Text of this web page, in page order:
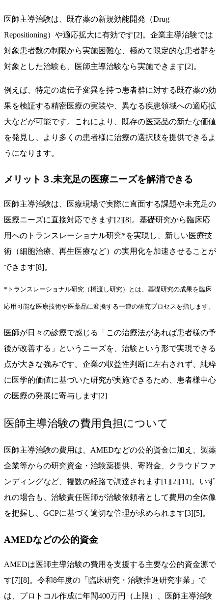
医師主導治験は、既存薬の新規効能開発（Drug
Repositioning）や適応拡大に有効です[2]。企業主導治験では
対象患者数の制限から実施困難な、極めて限定的な患者群を
対象とした治験も、医師主導治験なら実施できます[2]。
例えば、特定の遺伝子変異を持つ患者群に対する既存薬の効
果を検証する精密医療の実装や、異なる疾患領域への適応拡
大などが可能です。これにより、既存の医薬品の新たな価値
を発見し、より多くの患者様に治療の選択肢を提供できるよ
うになります。
メリット３.未充足の医療ニーズを解消できる
医師主導治験は、医療現場で実際に直面する課題や未充足の
医療ニーズに直接対応できます[2][8]。基礎研究から臨床応
用へのトランスレーショナル研究*を実現し、新しい医療技
術（細胞治療、再生医療など）の実用化を加速させることが
できます[8]。
*トランスレーショナル研究（橋渡し研究）とは、基礎研究の成果を臨床
応用可能な医療技術や医薬品に変換する一連の研究プロセスを指します。
医師が日々の診療で感じる「この治療法があれば患者様の予
後が改善する」というニーズを、治験という形で実現できる
点が大きな強みです。企業の収益性判断に左右されず、純粋
に医学的価値に基づいた研究が実施できるため、患者様中心
の医療の発展に寄与します[2]
医師主導治験の費用負担について
医師主導治験の費用は、AMEDなどの公的資金に加え、製薬
企業等からの研究資金・治験薬提供、寄附金、クラウドファ
ンディングなど、複数の経路で調達されます[1][2][11]。いず
れの場合も、治験責任医師が治験依頼者として費用の全体像
を把握し、GCPに基づく適切な管理が求められます[3][5]。
AMEDなどの公的資金
AMEDは医師主導治験の費用を支援する主要な公的資金源で
す[7][8]。令和8年度の「臨床研究・治験推進研究事業」で
は、プロトコル作成に年間400万円（上限）、医師主導治験